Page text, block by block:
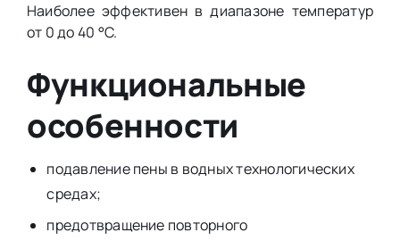
Наиболее эффективен в диапазоне температур
от 0 до 40 °C.
Функциональные
особенности
подавление пены в водных технологических
средах;
предотвращение повторного